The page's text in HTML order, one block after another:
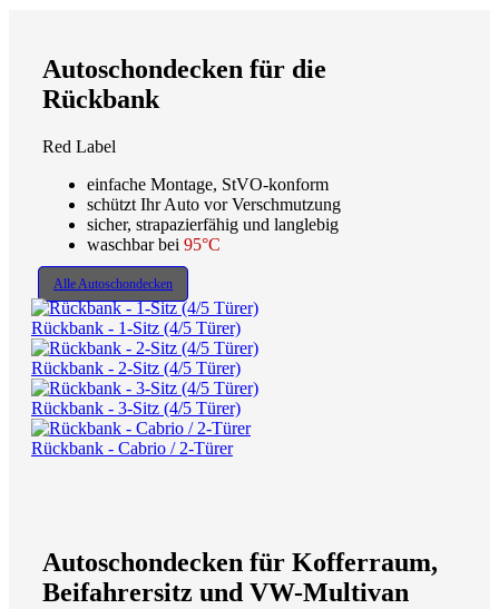
Autoschondecken für die
Rückbank
Red Label
einfache Montage, StVO-konform
schützt Ihr Auto vor Verschmutzung
sicher, strapazierfähig und langlebig
waschbar bei 95°C
Alle Autoschondecken
Rückbank - 1-Sitz (4/5 Türer)
Rückbank - 2-Sitz (4/5 Türer)
Rückbank - 3-Sitz (4/5 Türer)
Rückbank - Cabrio / 2-Türer
Autoschondecken für Kofferraum,
Beifahrersitz und VW-Multivan